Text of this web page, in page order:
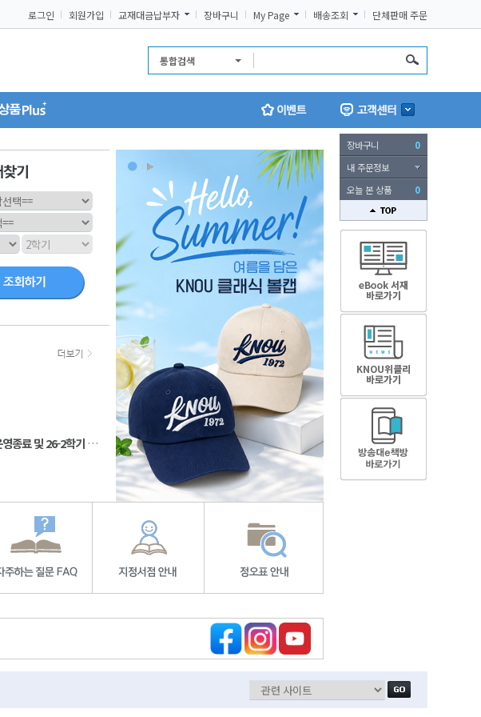
로그인 회원가입 교재대금납부자 장바구니 My Page 배송조회 단체판매 주문
통합검색
서울지역 지정서점<방송대생협 대학로, 성수>운영종료 및 26-2학기 교재구입 안내
장바구니
0
내 주문정보
오늘 본 상품
0